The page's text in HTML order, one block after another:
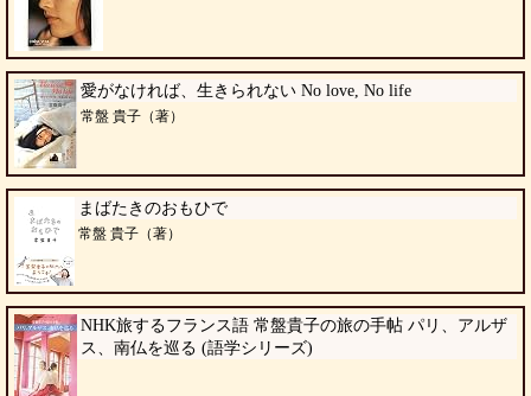
愛がなければ、生きられない No love, No life
常盤 貴子（著）
まばたきのおもひで
常盤 貴子（著）
NHK旅するフランス語 常盤貴子の旅の手帖 パリ、アルザ
ス、南仏を巡る (語学シリーズ)